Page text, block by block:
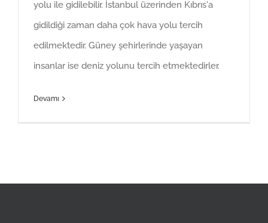
yolu ile gidilebilir. İstanbul üzerinden Kıbrıs'a
gidildiği zaman daha çok hava yolu tercih
edilmektedir. Güney şehirlerinde yaşayan
insanlar ise deniz yolunu tercih etmektedirler.
Devamı